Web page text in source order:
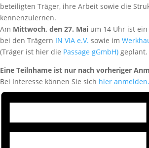
beteiligten Träger, ihre Arbeit sowie die
kennenzulernen.
Am Mittwoch, den 27. Mai um 14 Uhr ist
bei den Trägern IN VIA e.V. sowie im
(Träger ist hier die Passage gGmbH) geplant.
Eine Teilnhame ist nur nach vorheriger
Bei Interesse können Sie sich hier anmelden.